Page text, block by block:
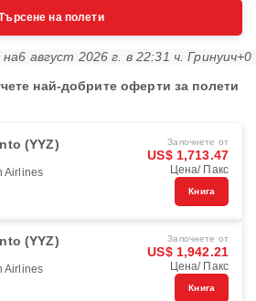
на полети
на6 август 2026 г. в 22:31 ч. Гринуич+0
най-добрите оферти за полети
(YYZ)
Airlines
Започнете от
US$ 1,713.47
Цена/ Пакс
Книга
(YYZ)
Airlines
Започнете от
US$ 1,942.21
Цена/ Пакс
Книга